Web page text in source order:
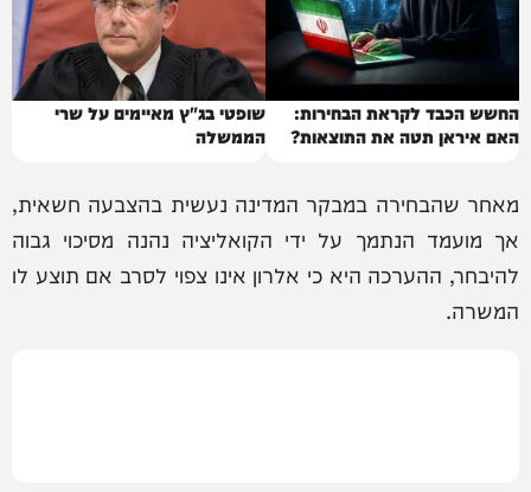
החשש הכבד לקראת הבחירות:
האם איראן תטה את התוצאות?
שופטי בג"ץ מאיימים על שרי
הממשלה
מאחר שהבחירה במבקר המדינה נעשית בהצבעה חשאית,
אך מועמד הנתמך על ידי הקואליציה נהנה מסיכוי גבוה
להיבחר, ההערכה היא כי אלרון אינו צפוי לסרב אם תוצע לו
המשרה.